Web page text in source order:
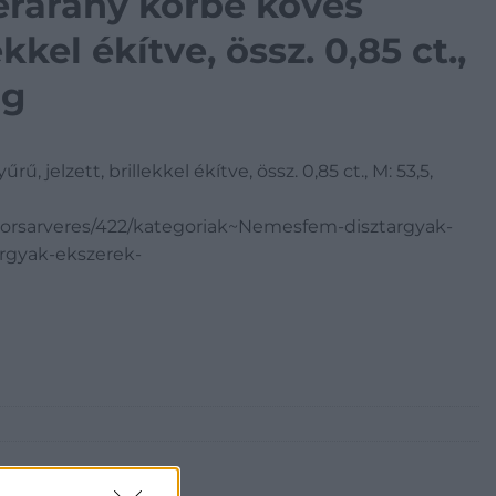
ékítve, össz. 0,85 ct.,
jelzett, brillekkel ékítve, össz. 0,85 ct., M: 53,5,
422/kategoriak~Nemesfem-disztargyak-
ekszerek-